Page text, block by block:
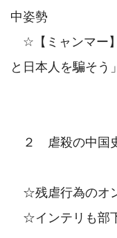
中姿勢
☆【ミャンマー
と日本人を騙そう」
２　虐殺の中国
☆残虐行為のオ
☆インテリも部